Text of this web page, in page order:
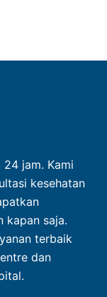
jam. Kami
kesehatan
kapan saja.
terbaik
dan